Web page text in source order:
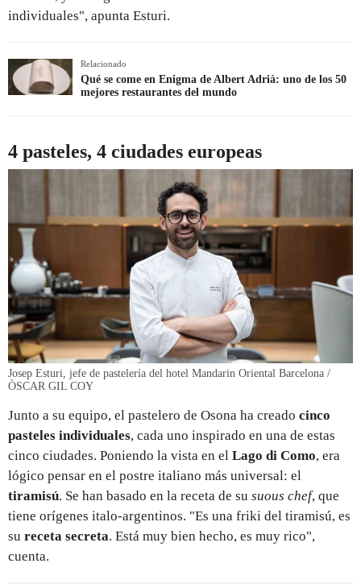
individuales", apunta Esturi.
Relacionado
Qué se come en Enigma de Albert Adrià: uno de los 50
mejores restaurantes del mundo
4 pasteles, 4 ciudades europeas
Josep Esturi, jefe de pastelería del hotel Mandarin Oriental Barcelona /
ÒSCAR GIL COY
Junto a su equipo, el pastelero de Osona ha creado cinco
pasteles individuales, cada uno inspirado en una de estas
cinco ciudades. Poniendo la vista en el Lago di Como, era
lógico pensar en el postre italiano más universal: el
tiramisú. Se han basado en la receta de su suous chef, que
tiene orígenes italo-argentinos. "Es una friki del tiramisú, es
su receta secreta. Está muy bien hecho, es muy rico",
cuenta.